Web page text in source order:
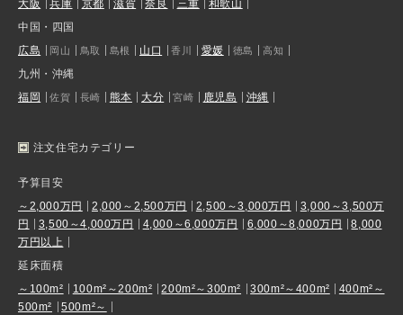
大阪
兵庫 京都 滋賀 奈良 三重
和歌山
中国・四国
広島
岡山 鳥取 島根 山口 香川 愛媛 徳島 高知
九州・沖縄
福岡
佐賀 長崎 熊本 大分 宮崎 鹿児島 沖縄
注文住宅カテゴリー
予算目安
～2,000万円
2,000～2,500万円 2,500～3,000万円
3,000～3,500万
円
3,500～4,000万円 4,000～6,000万円 6,000～8,000万円
8,000
万円以上
延床面積
～100m²
100m²～200m² 200m²～300m² 300m²～400m²
400m²～
500m²
500m²～